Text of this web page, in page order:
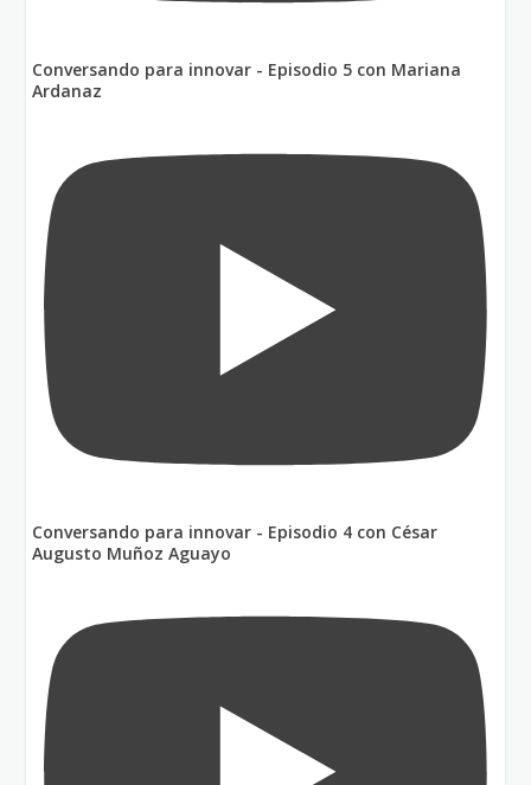
Conversando para innovar - Episodio 5 con Mariana
Ardanaz
Conversando para innovar - Episodio 4 con César
Augusto Muñoz Aguayo